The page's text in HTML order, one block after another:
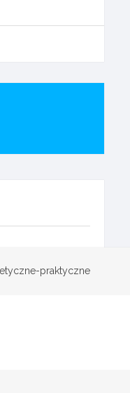
praktyczne